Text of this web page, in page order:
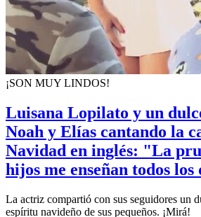
¡SON MUY LINDOS!
Luisana Lopilato y un
Noah y Elías cantando la
Navidad en inglés: "La
hijos me enseñan todos los
La actriz compartió con sus seguidores un
espíritu navideño de sus pequeños. ¡Mirá!